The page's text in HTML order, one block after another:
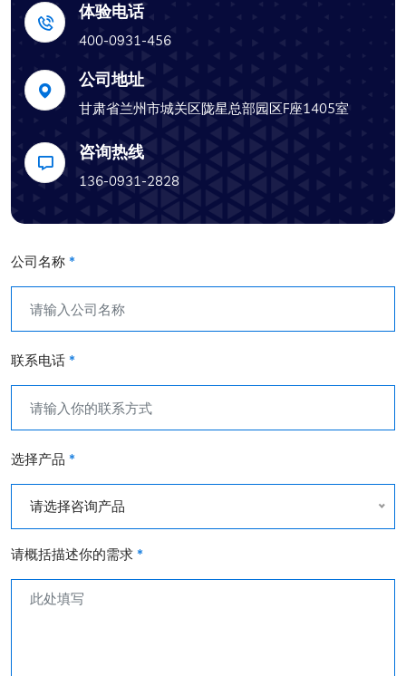
体验电话
400-0931-456
公司地址
甘肃省兰州市城关区陇星总部园区F座1405室
咨询热线
136-0931-2828
公司名称 *
联系电话 *
选择产品 *
请选择咨询产品
请概括描述你的需求 *